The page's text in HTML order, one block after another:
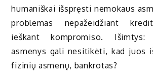
humaniškai išspręsti nemokaus
problemas nepažeidžiant
ieškant kompromiso.
asmenys gali nesitikėti, kad juos
fizinių asmenų, bankrotas?